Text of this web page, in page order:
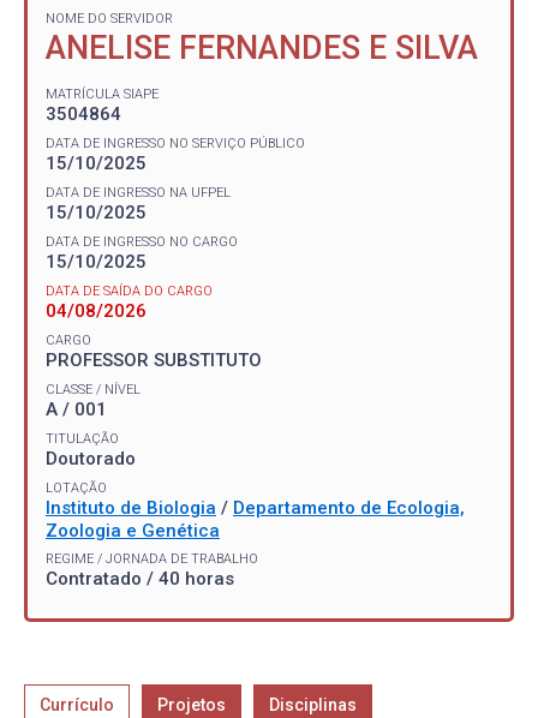
NOME DO SERVIDOR
ANELISE FERNANDES E SILVA
MATRÍCULA SIAPE
3504864
DATA DE INGRESSO NO SERVIÇO PÚBLICO
15/10/2025
DATA DE INGRESSO NA UFPEL
15/10/2025
DATA DE INGRESSO NO CARGO
15/10/2025
DATA DE SAÍDA DO CARGO
04/08/2026
CARGO
PROFESSOR SUBSTITUTO
CLASSE / NÍVEL
A / 001
TITULAÇÃO
Doutorado
LOTAÇÃO
Instituto de Biologia / Departamento de Ecologia,
Zoologia e Genética
REGIME / JORNADA DE TRABALHO
Contratado / 40 horas
Currículo Projetos Disciplinas